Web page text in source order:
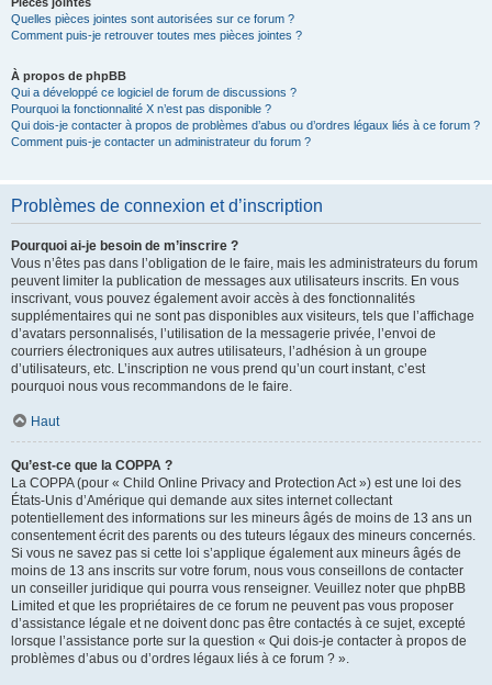
Pièces jointes
Quelles pièces jointes sont autorisées sur ce forum ?
Comment puis-je retrouver toutes mes pièces jointes ?
À propos de phpBB
Qui a développé ce logiciel de forum de discussions ?
Pourquoi la fonctionnalité X n’est pas disponible ?
Qui dois-je contacter à propos de problèmes d’abus ou d’ordres légaux liés à ce forum ?
Comment puis-je contacter un administrateur du forum ?
Problèmes de connexion et d’inscription
Pourquoi ai-je besoin de m’inscrire ?
Vous n’êtes pas dans l’obligation de le faire, mais les administrateurs du forum
peuvent limiter la publication de messages aux utilisateurs inscrits. En vous
inscrivant, vous pouvez également avoir accès à des fonctionnalités
supplémentaires qui ne sont pas disponibles aux visiteurs, tels que l’affichage
d’avatars personnalisés, l’utilisation de la messagerie privée, l’envoi de
courriers électroniques aux autres utilisateurs, l’adhésion à un groupe
d’utilisateurs, etc. L’inscription ne vous prend qu’un court instant, c’est
pourquoi nous vous recommandons de le faire.
Haut
Qu’est-ce que la COPPA ?
La COPPA (pour « Child Online Privacy and Protection Act ») est une loi des
États-Unis d’Amérique qui demande aux sites internet collectant
potentiellement des informations sur les mineurs âgés de moins de 13 ans un
consentement écrit des parents ou des tuteurs légaux des mineurs concernés.
Si vous ne savez pas si cette loi s’applique également aux mineurs âgés de
moins de 13 ans inscrits sur votre forum, nous vous conseillons de contacter
un conseiller juridique qui pourra vous renseigner. Veuillez noter que phpBB
Limited et que les propriétaires de ce forum ne peuvent pas vous proposer
d’assistance légale et ne doivent donc pas être contactés à ce sujet, excepté
lorsque l’assistance porte sur la question « Qui dois-je contacter à propos de
problèmes d’abus ou d’ordres légaux liés à ce forum ? ».